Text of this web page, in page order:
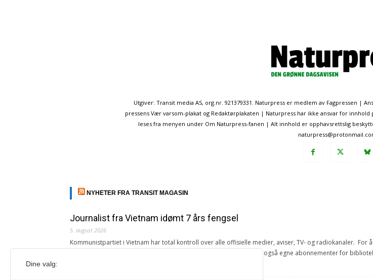
Utgiver: Transit media AS, org.nr. 921379331. Naturpress er medlem av Fagpressen |
pressens Vær varsom-plakat og Redaktørplakaten | Naturpress har ikke ansvar for
leses fra menyen under Om Naturpress-fanen | Alt innhold er opphavsrettslig
NYHETER FRA TRANSIT MAGASIN
Journalist fra Vietnam idømt 7 års fengsel
5. august 2026
Kommunistpartiet i Vietnam har total kontroll over alle offisielle medier, aviser, TV- og radiokanaler. For
Årsabonnement, Månedsabonnement eller 24-timers tilgang. Vi har også egne abonnementer for
Dine valg: